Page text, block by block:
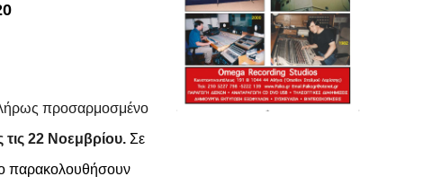
προσαρμοσμένο
τις 22 Νοεμβρίου. Σε
παρακολουθήσουν